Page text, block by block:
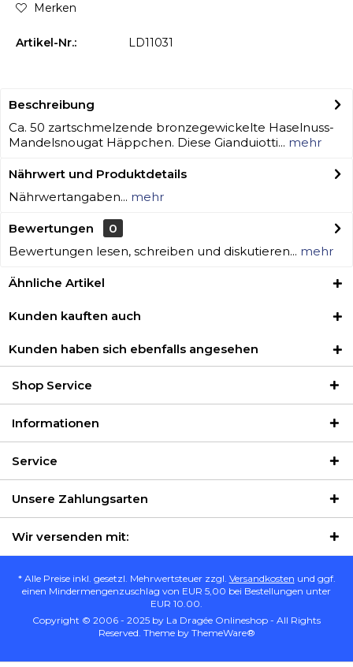
Merken
Artikel-Nr.: LD11031
Beschreibung
Ca. 50 zartschmelzende bronzegewickelte Haselnuss-
Mandelsnougat Häppchen. Diese Gianduiotti... mehr
Nährwert und Produktdetails
Nährwertangaben... mehr
Bewertungen
0
Bewertungen lesen, schreiben und diskutieren... mehr
Ähnliche Artikel
Kunden kauften auch
Kunden haben sich ebenfalls angesehen
Shop Service
Informationen
Service
Unsere Zahlungsarten
Wir versenden mit:
* Alle Preise inkl. gesetzl. Mehrwertsteuer zzgl. Versandkosten und ggf.
einen Mindermengenzuschlag von EUR 5,00 bei Bestellungen unter
EUR 10.00.
Copyright © 2006 - 2025 by La Dragée Onlineshop - All Rights
Reserved. Theme by ThemeWare®